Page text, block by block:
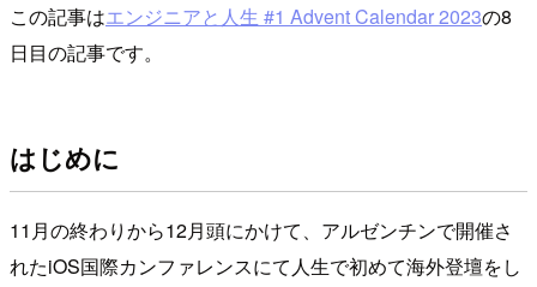
この記事はエンジニアと人生 #1 Advent Calendar 2023の8
日目の記事です。
はじめに
11月の終わりから12月頭にかけて、アルゼンチンで開催さ
れたiOS国際カンファレンスにて人生で初めて海外登壇をし